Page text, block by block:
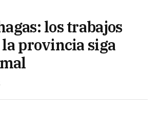
los trabajos
provincia siga